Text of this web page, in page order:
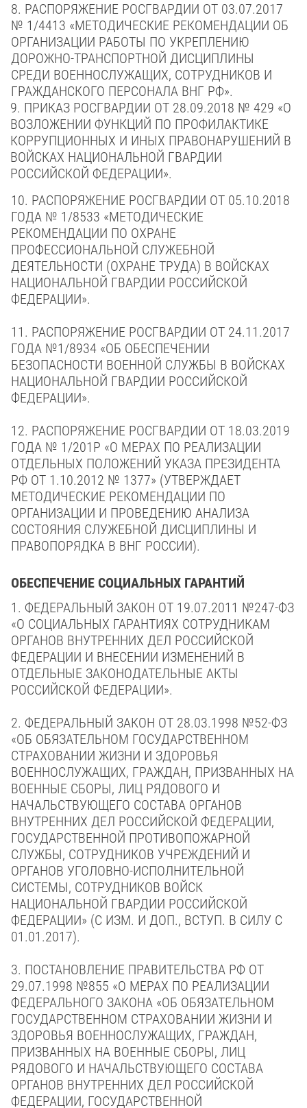
8. РАСПОРЯЖЕНИЕ РОСГВАРДИИ ОТ 03.07.2017
№ 1/4413 «МЕТОДИЧЕСКИЕ РЕКОМЕНДАЦИИ ОБ
ОРГАНИЗАЦИИ РАБОТЫ ПО УКРЕПЛЕНИЮ
ДОРОЖНО-ТРАНСПОРТНОЙ ДИСЦИПЛИНЫ
СРЕДИ ВОЕННОСЛУЖАЩИХ, СОТРУДНИКОВ И
ГРАЖДАНСКОГО ПЕРСОНАЛА ВНГ РФ».
9. ПРИКАЗ РОСГВАРДИИ ОТ 28.09.2018 № 429 «О
ВОЗЛОЖЕНИИ ФУНКЦИЙ ПО ПРОФИЛАКТИКЕ
КОРРУПЦИОННЫХ И ИНЫХ ПРАВОНАРУШЕНИЙ В
ВОЙСКАХ НАЦИОНАЛЬНОЙ ГВАРДИИ
РОССИЙСКОЙ ФЕДЕРАЦИИ».
10. РАСПОРЯЖЕНИЕ РОСГВАРДИИ ОТ 05.10.2018
ГОДА № 1/8533 «МЕТОДИЧЕСКИЕ
РЕКОМЕНДАЦИИ ПО ОХРАНЕ
ПРОФЕССИОНАЛЬНОЙ СЛУЖЕБНОЙ
ДЕЯТЕЛЬНОСТИ (ОХРАНЕ ТРУДА) В ВОЙСКАХ
НАЦИОНАЛЬНОЙ ГВАРДИИ РОССИЙСКОЙ
ФЕДЕРАЦИИ».
11. РАСПОРЯЖЕНИЕ РОСГВАРДИИ ОТ 24.11.2017
ГОДА №1/8934 «ОБ ОБЕСПЕЧЕНИИ
БЕЗОПАСНОСТИ ВОЕННОЙ СЛУЖБЫ В ВОЙСКАХ
НАЦИОНАЛЬНОЙ ГВАРДИИ РОССИЙСКОЙ
ФЕДЕРАЦИИ».
12. РАСПОРЯЖЕНИЕ РОСГВАРДИИ ОТ 18.03.2019
ГОДА № 1/201Р «О МЕРАХ ПО РЕАЛИЗАЦИИ
ОТДЕЛЬНЫХ ПОЛОЖЕНИЙ УКАЗА ПРЕЗИДЕНТА
РФ ОТ 1.10.2012 № 1377» (УТВЕРЖДАЕТ
МЕТОДИЧЕСКИЕ РЕКОМЕНДАЦИИ ПО
ОРГАНИЗАЦИИ И ПРОВЕДЕНИЮ АНАЛИЗА
СОСТОЯНИЯ СЛУЖЕБНОЙ ДИСЦИПЛИНЫ И
ПРАВОПОРЯДКА В ВНГ РОССИИ).
ОБЕСПЕЧЕНИЕ СОЦИАЛЬНЫХ ГАРАНТИЙ
1.ФЕДЕРАЛЬНЫЙ ЗАКОН ОТ 19.07.2011 №247-ФЗ
«О СОЦИАЛЬНЫХ ГАРАНТИЯХ СОТРУДНИКАМ
ОРГАНОВ ВНУТРЕННИХ ДЕЛ РОССИЙСКОЙ
ФЕДЕРАЦИИ И ВНЕСЕНИИ ИЗМЕНЕНИЙ В
ОТДЕЛЬНЫЕ ЗАКОНОДАТЕЛЬНЫЕ АКТЫ
РОССИЙСКОЙ ФЕДЕРАЦИИ».
2.ФЕДЕРАЛЬНЫЙ ЗАКОН ОТ 28.03.1998 №52-ФЗ
«ОБ ОБЯЗАТЕЛЬНОМ ГОСУДАРСТВЕННОМ
СТРАХОВАНИИ ЖИЗНИ И ЗДОРОВЬЯ
ВОЕННОСЛУЖАЩИХ, ГРАЖДАН, ПРИЗВАННЫХ НА
ВОЕННЫЕ СБОРЫ, ЛИЦ РЯДОВОГО И
НАЧАЛЬСТВУЮЩЕГО СОСТАВА ОРГАНОВ
ВНУТРЕННИХ ДЕЛ РОССИЙСКОЙ ФЕДЕРАЦИИ,
ГОСУДАРСТВЕННОЙ ПРОТИВОПОЖАРНОЙ
СЛУЖБЫ, СОТРУДНИКОВ УЧРЕЖДЕНИЙ И
ОРГАНОВ УГОЛОВНО-ИСПОЛНИТЕЛЬНОЙ
СИСТЕМЫ, СОТРУДНИКОВ ВОЙСК
НАЦИОНАЛЬНОЙ ГВАРДИИ РОССИЙСКОЙ
ФЕДЕРАЦИИ» (С ИЗМ. И ДОП., ВСТУП. В СИЛУ С
01.01.2017).
3. ПОСТАНОВЛЕНИЕ ПРАВИТЕЛЬСТВА РФ ОТ
29.07.1998 №855 «О МЕРАХ ПО РЕАЛИЗАЦИИ
ФЕДЕРАЛЬНОГО ЗАКОНА «ОБ ОБЯЗАТЕЛЬНОМ
ГОСУДАРСТВЕННОМ СТРАХОВАНИИ ЖИЗНИ И
ЗДОРОВЬЯ ВОЕННОСЛУЖАЩИХ, ГРАЖДАН,
ПРИЗВАННЫХ НА ВОЕННЫЕ СБОРЫ, ЛИЦ
РЯДОВОГО И НАЧАЛЬСТВУЮЩЕГО СОСТАВА
ОРГАНОВ ВНУТРЕННИХ ДЕЛ РОССИЙСКОЙ
ФЕДЕРАЦИИ, ГОСУДАРСТВЕННОЙ